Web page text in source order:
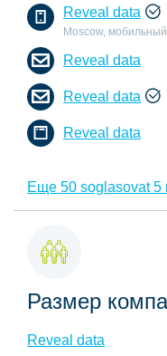
Reveal data
Moscow, мобильный
Reveal data
Reveal data
Reveal data
Еще 50 soglasovat 5
Размер
Reveal data